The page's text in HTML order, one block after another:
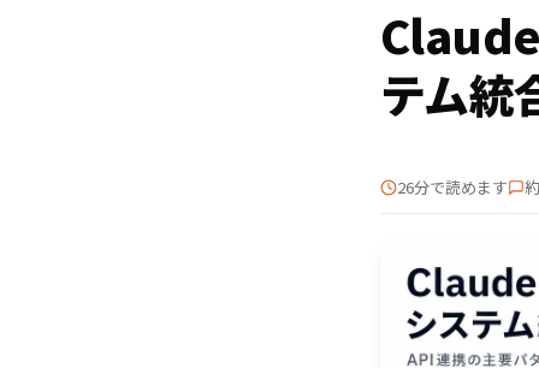
テム統
26分で読めます